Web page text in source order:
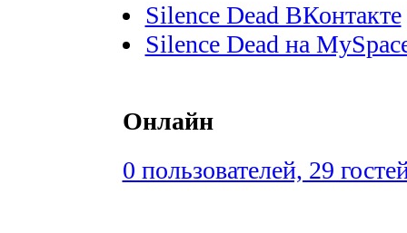
Silence Dead ВКонтакте
Silence Dead на
Онлайн
0 пользователей, 29